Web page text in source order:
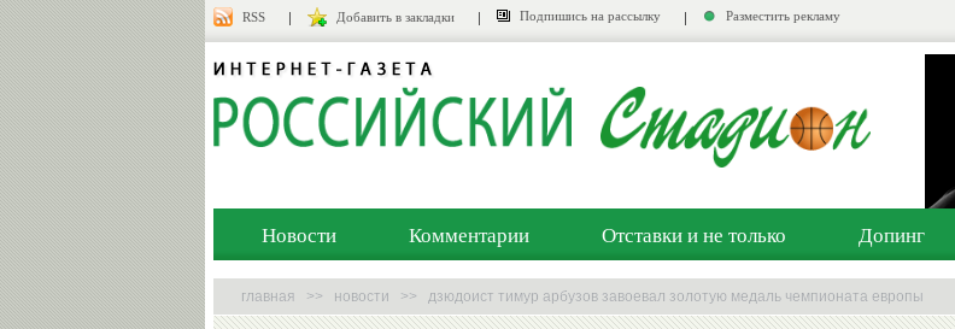
RSS Добавить в закладки Подпишись на рассылку Разместить рекламу
Новости Комментарии Отставки и не только Допинг
главная >> новости >> дзюдоист тимур арбузов завоевал золотую медаль чемпионата европы